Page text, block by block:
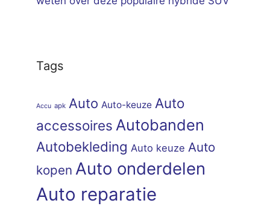
Tags
Accu apk Auto Auto-keuze Auto
accessoires Autobanden
Autobekleding Auto keuze Auto
kopen Auto onderdelen
Auto reparatie